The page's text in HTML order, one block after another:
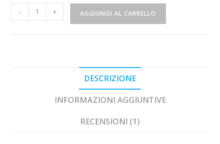
- + AGGIUNGI AL CARRELLO
DESCRIZIONE
INFORMAZIONI AGGIUNTIVE
RECENSIONI (1)